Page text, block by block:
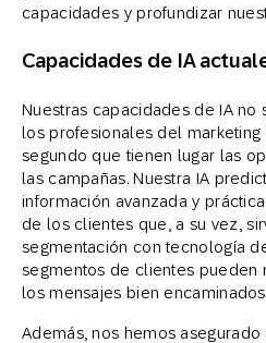
capacidades y profundizar
Capacidades de IA
Nuestras capacidades de IA no
los profesionales del marketing
segundo que tienen lugar las
las campañas. Nuestra IA
información avanzada y
de los clientes que, a su vez,
segmentación con tecnología
segmentos de clientes pueden
los mensajes bien
Además, nos hemos